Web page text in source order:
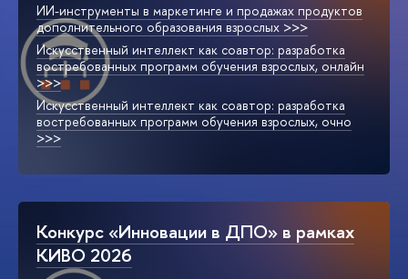
ИИ-инструменты в маркетинге и продажах продуктов
дополнительного образования взрослых >>>
Искусственный интеллект как соавтор: разработка
востребованных программ обучения взрослых, онлайн
>>>
Искусственный интеллект как соавтор: разработка
востребованных программ обучения взрослых, очно
>>>
Конкурс «Инновации в ДПО» в рамках
КИВО 2026